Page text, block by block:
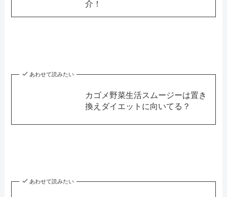
介！
あわせて読みたい
カゴメ野菜生活スムージーは置き
換えダイエットに向いてる？
あわせて読みたい